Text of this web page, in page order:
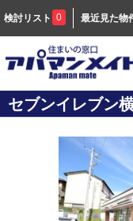
検討リスト 0 最近見た物
セブンイレブン